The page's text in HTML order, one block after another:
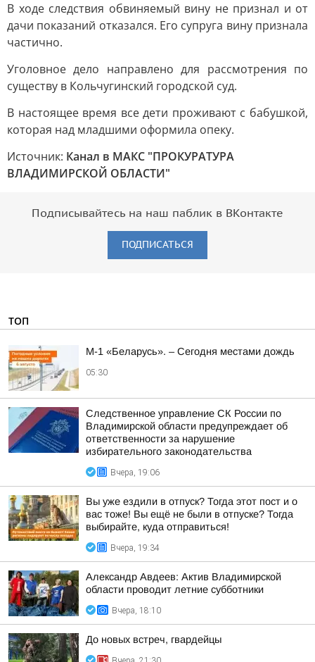
В ходе следствия обвиняемый вину не признал и от
дачи показаний отказался. Его супруга вину признала
частично.
Уголовное дело направлено для рассмотрения по
существу в Кольчугинский городской суд.
В настоящее время все дети проживают с бабушкой,
которая над младшими оформила опеку.
Источник: Канал в МАКС "ПРОКУРАТУРА
ВЛАДИМИРСКОЙ ОБЛАСТИ"
Подписывайтесь на наш паблик в ВКонтакте
ПОДПИСАТЬСЯ
ТОП
М-1 «Беларусь». – Сегодня местами дождь
05:30
Следственное управление СК России по
Владимирской области предупреждает об
ответственности за нарушение
избирательного законодательства
Вчера, 19:06
Вы уже ездили в отпуск? Тогда этот пост и о
вас тоже! Вы ещё не были в отпуске? Тогда
выбирайте, куда отправиться!
Вчера, 19:34
Александр Авдеев: Актив Владимирской
области проводит летние субботники
Вчера, 18:10
До новых встреч, гвардейцы